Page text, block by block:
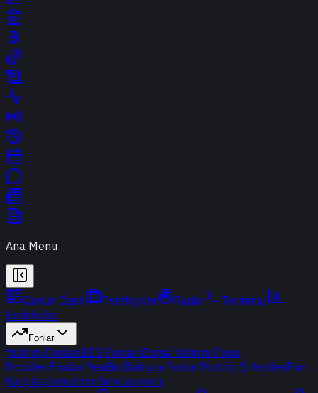
Ana Menu
Günün Özeti Portföyüm Radar
Terminal
Endeksler
Fonlar
Yatırım FonlarıBES FonlarıBorsa Yatırım Fonu
Popüler Fonlar YeniBir Bakışta FonlarPortföy ŞirketleriFon
KarşılaştırmaFon Simülasyonu